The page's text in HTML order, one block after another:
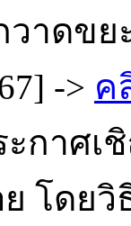
วาดขย
-> ค
กาศเ
โดยวิ